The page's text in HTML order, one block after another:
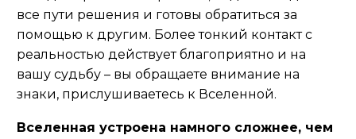
все пути решения и готовы обратиться за
помощью к другим. Более тонкий контакт с
реальностью действует благоприятно и на
вашу судьбу – вы обращаете внимание на
знаки, прислушиваетесь к Вселенной.
Вселенная устроена намного сложнее, чем